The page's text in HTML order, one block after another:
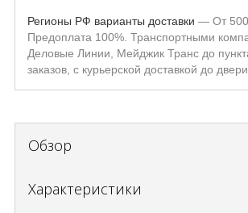
Регионы РФ варианты доставки От 500
Предоплата 100%. Транспортными
Деловые Линии, Мейджик Транс до
заказов, с курьерской доставкой до двери.
Обзор
Характеристики